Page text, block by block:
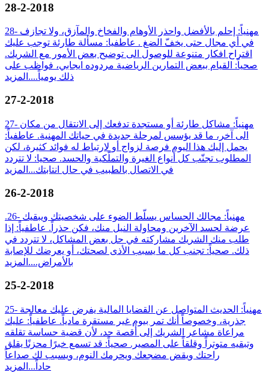
28-2-2018
28- مهنياً: إحلم بالأفضل واحذر الأوهام والفخاخ والمآزق، ولا تجازف
في أي مجال حتى يخفّ الضغ . عاطفيا: مسألة طارئة توجب عليك
اقتراح افكار متنوعة للوصول الى توضيح بعض الأمور مع الشريك.
صحياً: القيام ببعض التمارين الرياضية مردوده ايجابي، فواظب على
ذلك يومياً.... المزيد
27-2-2018
27- مهنياً: مشاكل طارئة أو مستجدة تدفعك إلى الانتقال من مكان
الى آخر، ما قد يؤسس لمرحلة جديدة في حياتك المهنية. عاطفياً:
يحمل إليك هذا اليوم فرصة لزواج أو لارتباط له فوائد كثيرة، لكن
المطلوب تجنّب كل أنواع الغيرة والتملّكية والحسد. صحيا: لا تتردد
في الاتصال بالطبيب في حال انتابتك... المزيد
26-2-2018
.26- مهنياً: مجالك الحساس يسلّط الضوء على شخصيتك ويبقيك
عرضة لحسد الآخرين ومحاولة النيل منك، فكن حذراً. عاطفياً: إذا
طلب منك الشريك مشاركته في حل بعض المشاكل، لا تتردد في
ذلك. صحياً: تجنب كل ما يسبب الأذى لصحتك، أو يعرضك للإصابة
بالأمراض.... المزيد
25-2-2018
25- مهنياً: الحديث المتواصل عن القضايا المالية يفرض عليك معالجة
جذرية، وخصوصاً أنك تمر بيوم غير مستقرة مادياً. عاطفياً: عليك
مراعاة مشاعر الشريك إلى أقصة حد، لأن قضية حساسة تقلقه
وتبقيه متوتراً وقلقاً على المصير. صحياً: قد تسمع خبرًا محزنًا يقلق
راحتك ويقض مضجعك ويحرمك النوم، ويسبب لك صداعاً
حاداً... المزيد